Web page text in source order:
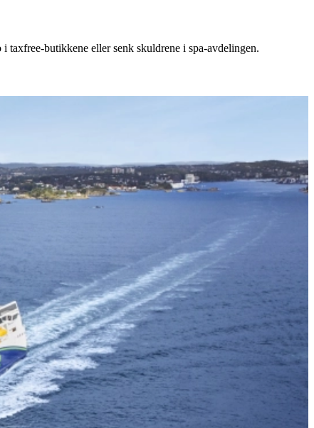
butikkene eller senk skuldrene i spa-avdelingen.